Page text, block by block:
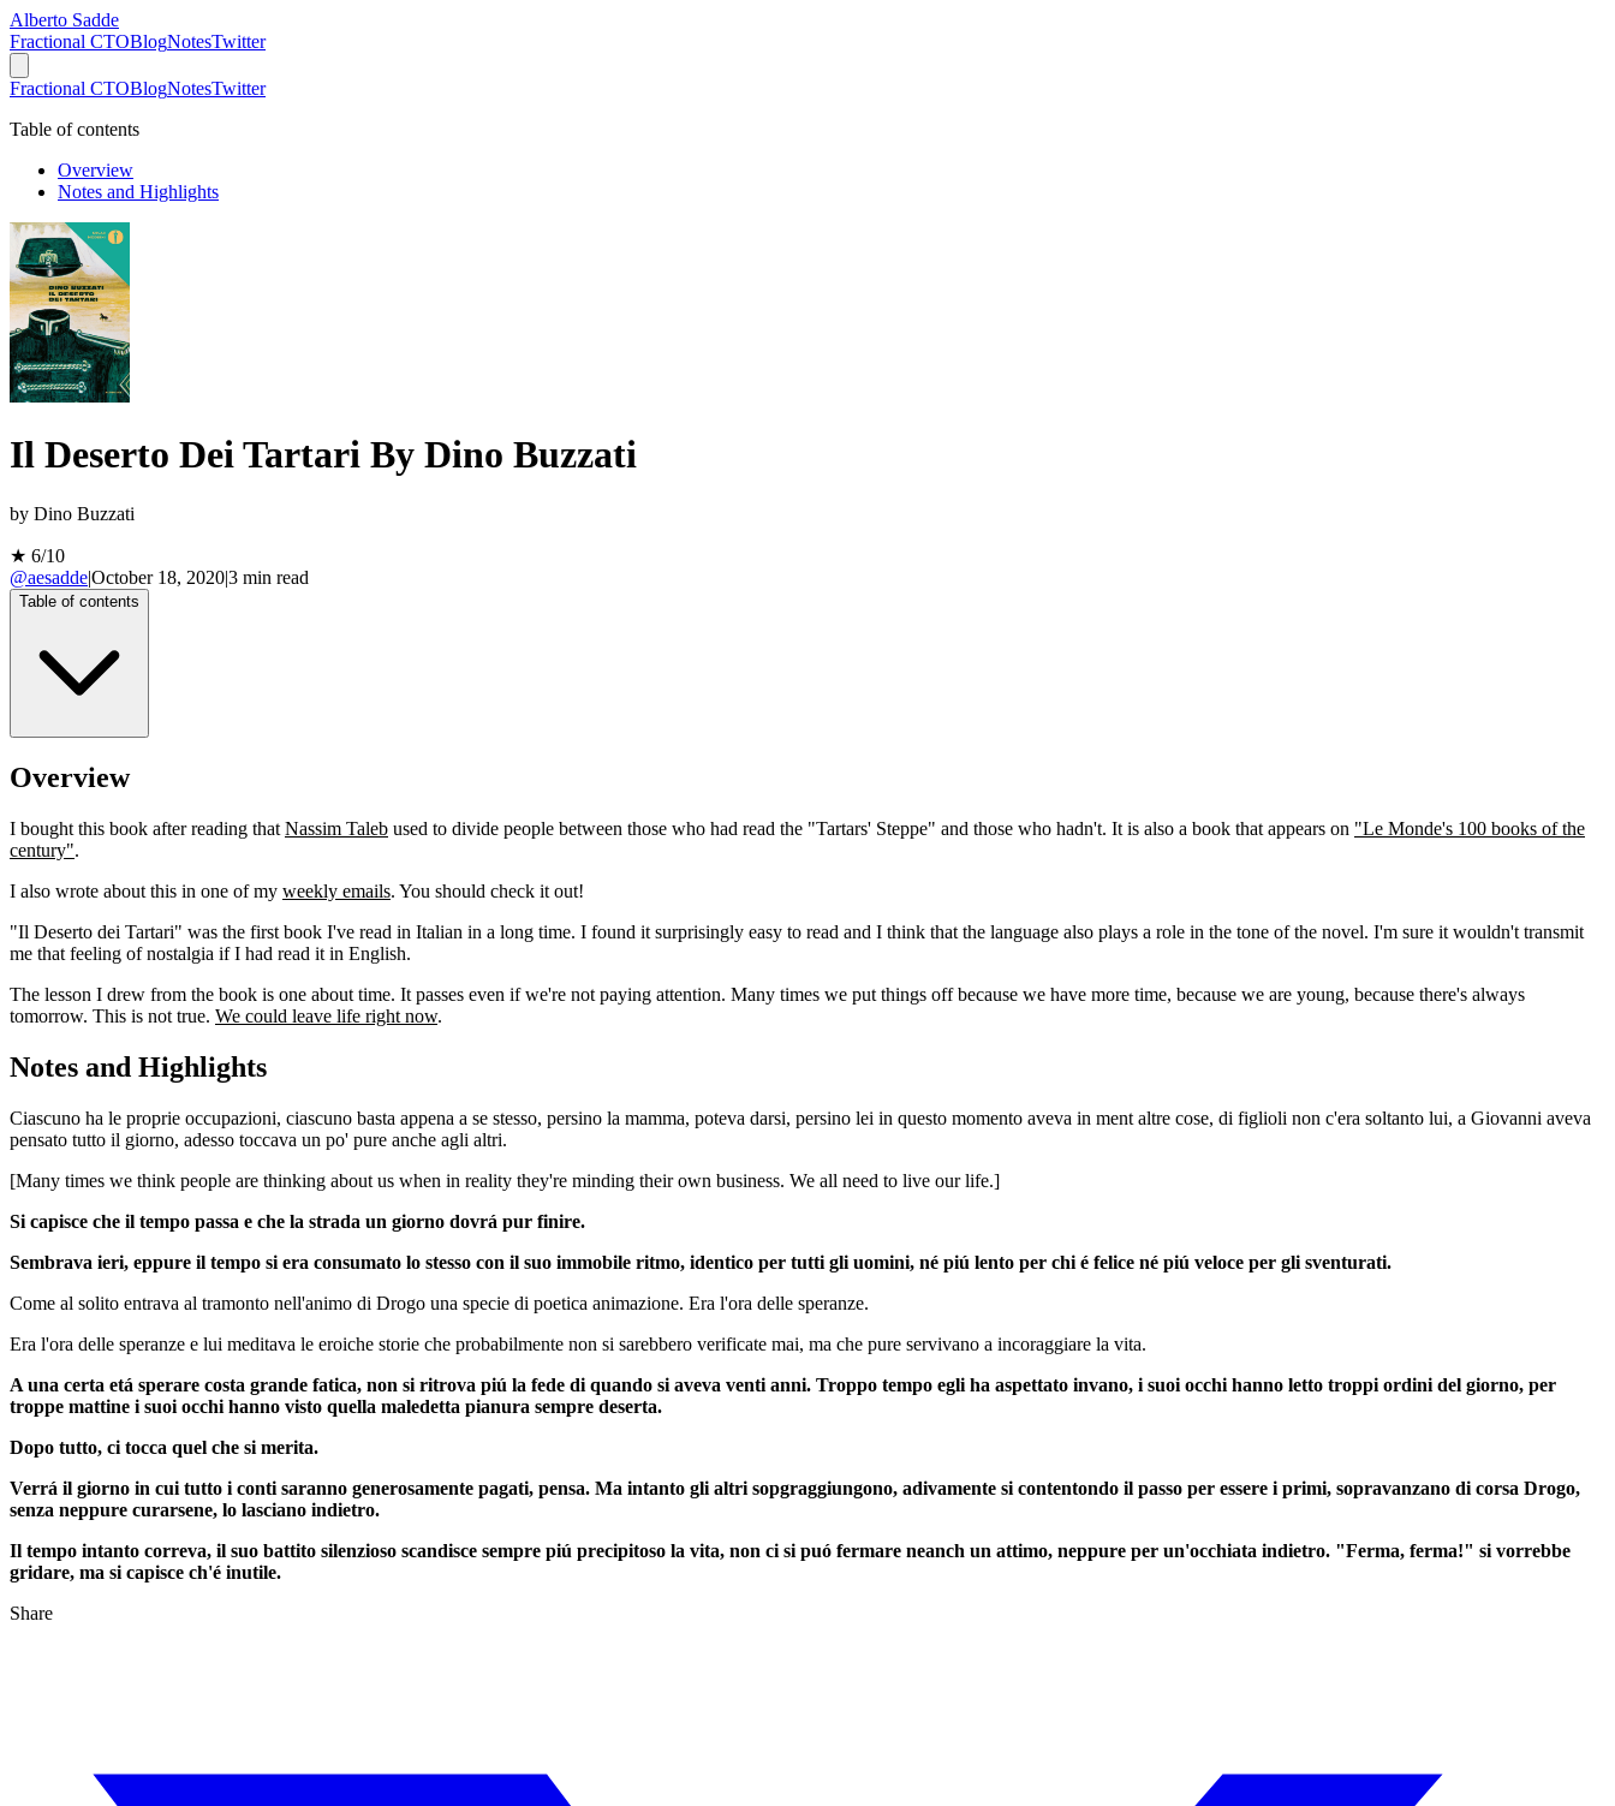
Alberto Sadde
Fractional CTOBlogNotesTwitter
Fractional CTOBlogNotesTwitter
Table of contents
Overview
Notes and Highlights
Il Deserto Dei Tartari By Dino Buzzati
by Dino Buzzati
★ 6/10
@aesadde|October 18, 2020|3 min read
Table of contents
Overview
I bought this book after reading that Nassim Taleb used to divide people between those who had read the "Tartars' Steppe" and those who hadn't. It is also a book that appears on "Le Monde's 100 books of the
century".
I also wrote about this in one of my weekly emails. You should check it out!
"Il Deserto dei Tartari" was the first book I've read in Italian in a long time. I found it surprisingly easy to read and I think that the language also plays a role in the tone of the novel. I'm sure it wouldn't transmit
me that feeling of nostalgia if I had read it in English.
The lesson I drew from the book is one about time. It passes even if we're not paying attention. Many times we put things off because we have more time, because we are young, because there's always
tomorrow. This is not true. We could leave life right now.
Notes and Highlights
Ciascuno ha le proprie occupazioni, ciascuno basta appena a se stesso, persino la mamma, poteva darsi, persino lei in questo momento aveva in ment altre cose, di figlioli non c'era soltanto lui, a Giovanni aveva
pensato tutto il giorno, adesso toccava un po' pure anche agli altri.
[Many times we think people are thinking about us when in reality they're minding their own business. We all need to live our life.]
Si capisce che il tempo passa e che la strada un giorno dovrá pur finire.
Sembrava ieri, eppure il tempo si era consumato lo stesso con il suo immobile ritmo, identico per tutti gli uomini, né piú lento per chi é felice né piú veloce per gli sventurati.
Come al solito entrava al tramonto nell'animo di Drogo una specie di poetica animazione. Era l'ora delle speranze.
Era l'ora delle speranze e lui meditava le eroiche storie che probabilmente non si sarebbero verificate mai, ma che pure servivano a incoraggiare la vita.
A una certa etá sperare costa grande fatica, non si ritrova piú la fede di quando si aveva venti anni. Troppo tempo egli ha aspettato invano, i suoi occhi hanno letto troppi ordini del giorno, per
troppe mattine i suoi occhi hanno visto quella maledetta pianura sempre deserta.
Dopo tutto, ci tocca quel che si merita.
Verrá il giorno in cui tutto i conti saranno generosamente pagati, pensa. Ma intanto gli altri sopgraggiungono, adivamente si contentondo il passo per essere i primi, sopravanzano di corsa Drogo,
senza neppure curarsene, lo lasciano indietro.
Il tempo intanto correva, il suo battito silenzioso scandisce sempre piú precipitoso la vita, non ci si puó fermare neanch un attimo, neppure per un'occhiata indietro. "Ferma, ferma!" si vorrebbe
gridare, ma si capisce ch'é inutile.
Share